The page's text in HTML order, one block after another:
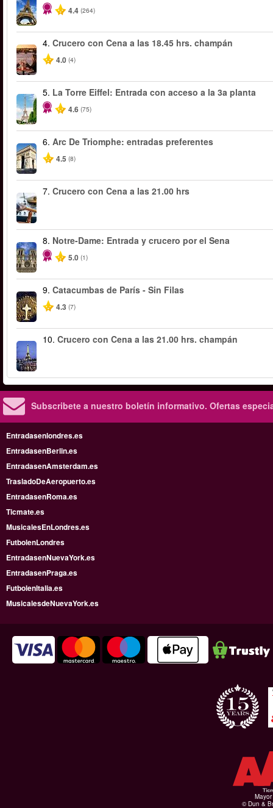
4.4 (264)
4. Crucero con Cena a las 18.45 hrs. champán
4.0 (4)
5. La Torre Eiffel: Entrada con acceso a la 3a planta
4.6 (75)
6. Arc De Triomphe: entradas preferentes
4.5 (8)
7. Crucero con Cena a las 21.00 hrs
8. Notre-Dame: Entrada y crucero por el Sena
5.0 (1)
9. Catacumbas de París - Sin Filas
4.3 (7)
10. Crucero con Cena a las 21.00 hrs. champán
Subscribete a nuestro boletín informativo. Ofertas
Entradasenlondres.es
EntradasenBerlin.es
EntradasenAmsterdam.es
TrasladoDeAeropuerto.es
EntradasenRoma.es
Ticmate.es
MusicalesEnLondres.es
FutbolenLondres
EntradasenNuevaYork.es
EntradasenPraga.es
FutbolenItalia.es
MusicalesdeNuevaYork.es
© Dun &